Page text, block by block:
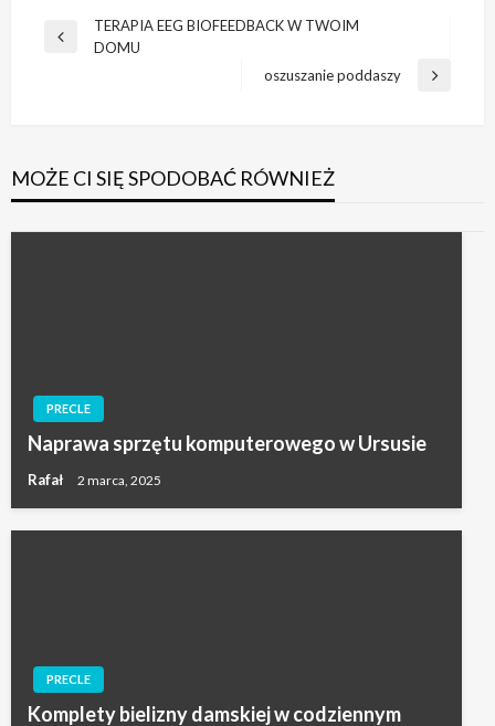
Nawigacja
wpisu
Poprzedni
TERAPIA EEG BIOFEEDBACK W TWOIM
DOMU
Następny
oszuszanie poddaszy
MOŻE CI SIĘ SPODOBAĆ RÓWNIEŻ
PRECLE
Naprawa sprzętu komputerowego w Ursusie
Rafał 2 marca, 2025
PRECLE
Komplety bielizny damskiej w codziennym